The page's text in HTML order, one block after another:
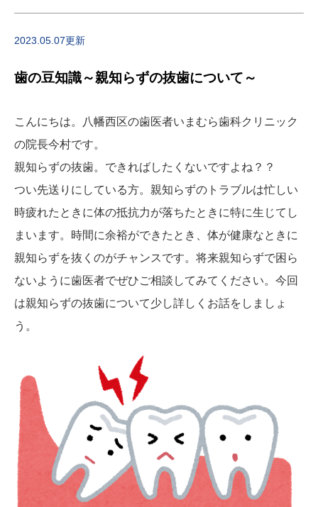
2023.05.07更新
歯の豆知識～親知らずの抜歯について～
こんにちは。八幡西区の歯医者いまむら歯科クリニック
の院長今村です。
親知らずの抜歯。できればしたくないですよね？？
つい先送りにしている方。親知らずのトラブルは忙しい
時疲れたときに体の抵抗力が落ちたときに特に生じてし
まいます。時間に余裕ができたとき、体が健康なときに
親知らずを抜くのがチャンスです。将来親知らずで困ら
ないように歯医者でぜひご相談してみてください。今回
は親知らずの抜歯について少し詳しくお話をしましょ
う。